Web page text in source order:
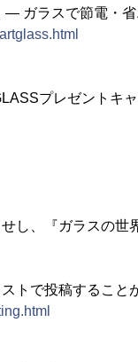
― ガラスで節電・
プレゼントキ
し、『ガラスの世
トで投稿すること